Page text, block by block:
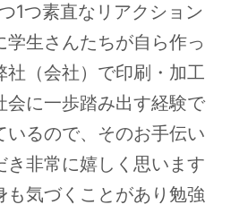
1つ素直なリアクション
学生さんたちが自ら作っ
社（会社）で印刷・加工
会に一歩踏み出す経験で
いるので、そのお手伝い
き非常に嬉しく思います
も気づくことがあり勉強